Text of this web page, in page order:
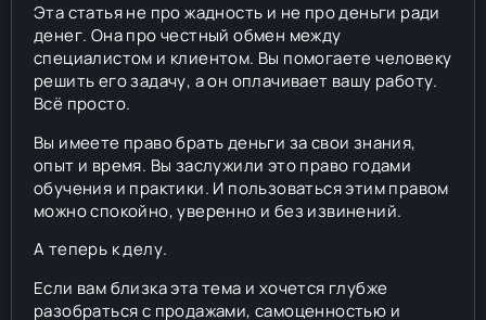
Эта статья не про жадность и не про деньги ради
денег. Она про честный обмен между
специалистом и клиентом. Вы помогаете человеку
решить его задачу, а он оплачивает вашу работу.
Всё просто.
Вы имеете право брать деньги за свои знания,
опыт и время. Вы заслужили это право годами
обучения и практики. И пользоваться этим правом
можно спокойно, уверенно и без извинений.
А теперь к делу.
Если вам близка эта тема и хочется глубже
разобраться с продажами, самоценностью и